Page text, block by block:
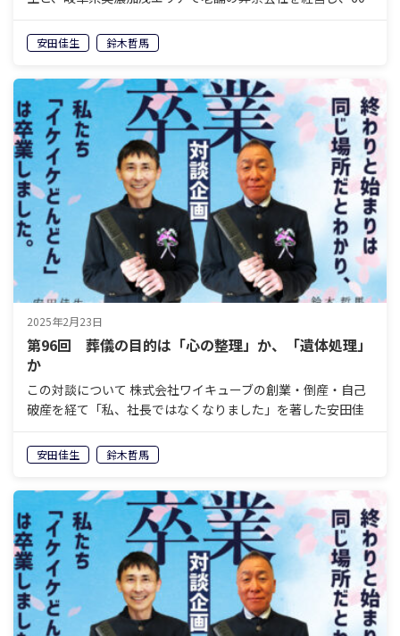
ど…安田佳生 鈴木哲馬
2025年2月23日
第96回 葬儀の目的は「心の整理」か、「遺体処理」
か
この対談について 株式会社ワイキューブの創業・倒産・自己
破産を経て「私、社長ではなくなりました」を著した安田佳
歳で経営から退くことを決めている鈴木哲馬。「イケイケ
ど…
安田佳生 鈴木哲馬